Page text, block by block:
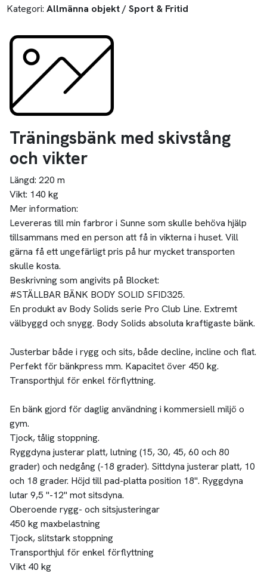
Kategori: Allmänna objekt / Sport & Fritid
Träningsbänk med skivstång
och vikter
Längd: 220 m
Vikt: 140 kg
Mer information:
Levereras till min farbror i Sunne som skulle behöva hjälp
tillsammans med en person att få in vikterna i huset. Vill
gärna få ett ungefärligt pris på hur mycket transporten
skulle kosta.
Beskrivning som angivits på Blocket:
#STÄLLBAR BÄNK BODY SOLID SFID325.
En produkt av Body Solids serie Pro Club Line. Extremt
välbyggd och snygg. Body Solids absoluta kraftigaste bänk.
Justerbar både i rygg och sits, både decline, incline och flat.
Perfekt för bänkpress mm. Kapacitet över 450 kg.
Transporthjul för enkel förflyttning.
En bänk gjord för daglig användning i kommersiell miljö o
gym.
Tjock, tålig stoppning.
Ryggdyna justerar platt, lutning (15, 30, 45, 60 och 80
grader) och nedgång (-18 grader). Sittdyna justerar platt, 10
och 18 grader. Höjd till pad-platta position 18". Ryggdyna
lutar 9,5 "-12" mot sitsdyna.
Oberoende rygg- och sitsjusteringar
450 kg maxbelastning
Tjock, slitstark stoppning
Transporthjul för enkel förflyttning
Vikt 40 kg